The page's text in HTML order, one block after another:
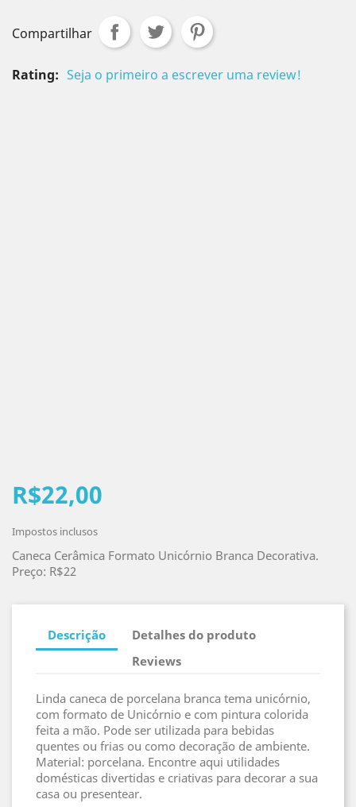
Compartilhar
Rating: Seja o primeiro a escrever uma review!
R$22,00
Impostos inclusos
Caneca Cerâmica Formato Unicórnio Branca Decorativa.
Preço: R$22
Descrição
Detalhes do produto
Reviews
Linda caneca de porcelana branca tema unicórnio,
com formato de Unicórnio e com pintura colorida
feita a mão. Pode ser utilizada para bebidas
quentes ou frias ou como decoração de ambiente.
Material: porcelana. Encontre aqui utilidades
domésticas divertidas e criativas para decorar a sua
casa ou presentear.